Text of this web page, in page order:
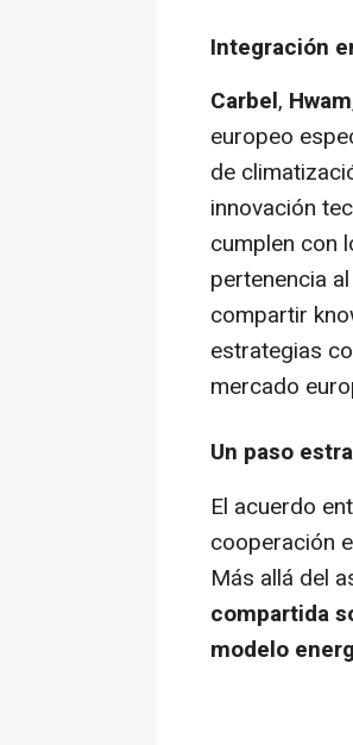
Integración
Carbel, Hwam
europeo
de
innovación
cumplen con
pertenencia
compartir
estrategias
mercado
Un paso
El acuerdo
cooperación
Más allá del
compartida
modelo